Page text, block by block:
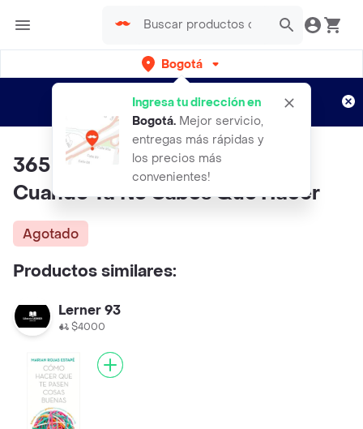
Bogotá
Ingresa tu dirección en
Bogotá. Mejor servicio,
entregas más rápidas y
los precios más
convenientes!
envíos gratis por semanas
Aplican TyC
365 Cosas Que Puedes Hacer
Cuando Ya No Sabes Qué Hacer
Agotado
Productos similares:
Lerner 93
$4000